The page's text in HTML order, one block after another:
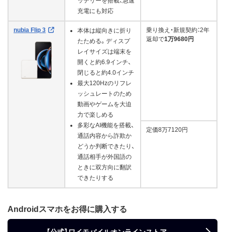
充電にも対応
nubia Flip 3
本体は縦向きに折り
たためる。ディスプ
レイサイズは端末を
開くと約6.9インチ、
閉じると約4.0インチ
最大120Hzのリフレ
ッシュレートのため
動画やゲームを大迫
力で楽しめる
多彩なAI機能を搭載、
通話内容から詐欺か
どうか判断できたり、
通話相手が外国語の
ときに双方向に翻訳
できたりする
乗り換え・新規契約：2年
返却で1万9680円
定価8万7120円
Androidスマホをお得に購入する